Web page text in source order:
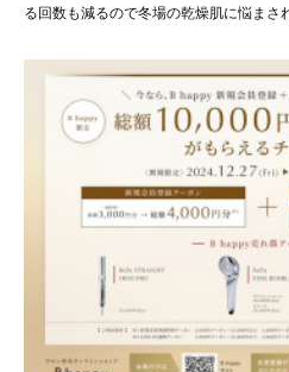
る回数も減るので冬場の乾燥肌に悩ま